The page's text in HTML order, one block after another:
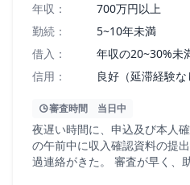
年収：
700万円以上
勤続：
5~10年未満
借入：
年収の20~30%未
信用：
良好（延滞経験な
審査時間 当日中
夜遅い時間に、申込及び本人
の午前中に収入確認資料の提
過連絡がきた。 審査が早く、